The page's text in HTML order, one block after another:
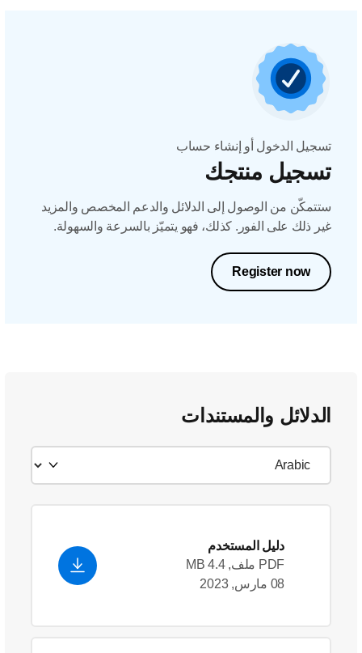
تسجيل الدخول أو إنشاء حساب
تسجيل منتجك
ستتمكّن من الوصول إلى الدلائل والدعم المخصص والمزيد
غير ذلك على الفور. كذلك، فهو يتميّز بالسرعة والسهولة.
Register now
الدلائل والمستندات
دليل المستخدم
PDF ملف, 4.4 MB
08 مارس, 2023